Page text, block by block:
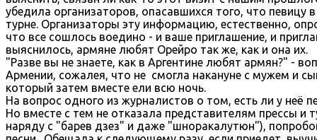
убедила организаторов, опасавшихся того, что
турне. Организаторы эту информацию, естественно,
что все сошлось воедино - и ваше приглашение, и
выяснилось, армяне любят Орейро так же, как и она их.
"Разве вы не знаете, как в Аргентине любят армян?" -
Армении, сожалея, что не смогла накануне с мужем и
который затем вместе ели всю ночь.
На вопрос одного из журналистов о том, есть ли у неё
Но вместе с тем не отказала представителям прессы
наряду с "барев дзез" и даже "шноракалутюн"),